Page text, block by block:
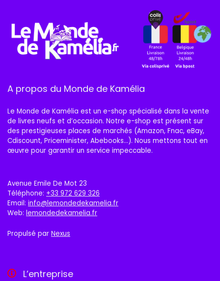
A propos du Monde de Kamélia
Le Monde de Kamélia est un e-shop spécialisé dans la vente
de livres neufs et d’occasion. Notre e-shop est présent sur
des prestigieuses places de marchés (Amazon, Fnac, eBay,
Cdiscount, Priceminister, Abebooks…). Nous mettons tout en
œuvre pour garantir un service impeccable.
Avenue Emile De Mot 23
Téléphone: +33 972 629 326
Email: info@lemondedekamelia.fr
Web: lemondedekamelia.fr
Propulsé par Nexus
L’entreprise